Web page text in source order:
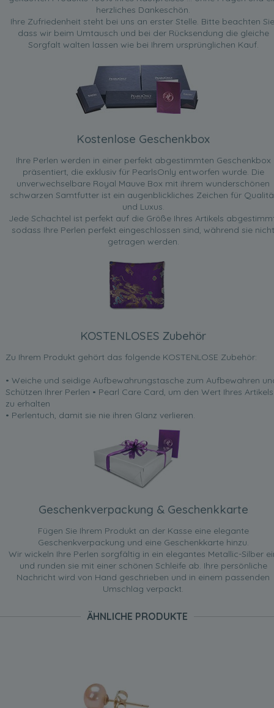
herzliches Dankeschön.
Ihre Zufriedenheit steht bei uns an erster Stelle. Bitte beachten
dass wir beim Umtausch und bei der Rücksendung die gleiche
Sorgfalt walten lassen wie bei Ihrem ursprünglichen Kauf.
Kostenlose Geschenkbox
Ihre Perlen werden in einer perfekt abgestimmten Geschenkbox
präsentiert, die exklusiv für PearlsOnly entworfen wurde. Die
unverwechselbare Royal Mauve Box mit ihrem wunderschönen
schwarzen Samtfutter ist ein augenblickliches Zeichen für
und Luxus.
Jede Schachtel ist perfekt auf die Größe Ihres Artikels
sodass Ihre Perlen perfekt eingeschlossen sind, während sie nicht
getragen werden.
KOSTENLOSES Zubehör
Zu Ihrem Produkt gehört das folgende KOSTENLOSE Zubehör:
• Weiche und seidige Aufbewahrungstasche zum Aufbewahren
Schützen Ihrer Perlen • Pearl Care Card, um den Wert Ihres Artikels
zu erhalten
• Perlentuch, damit sie nie ihren Glanz verlieren.
Geschenkverpackung & Geschenkkarte
Fügen Sie Ihrem Produkt an der Kasse eine elegante
Geschenkverpackung und eine Geschenkkarte hinzu.
Wir wickeln Ihre Perlen sorgfältig in ein elegantes Metallic-Silber
und runden sie mit einer schönen Schleife ab. Ihre persönliche
Nachricht wird von Hand geschrieben und in einem passenden
Umschlag verpackt.
ÄHNLICHE PRODUKTE